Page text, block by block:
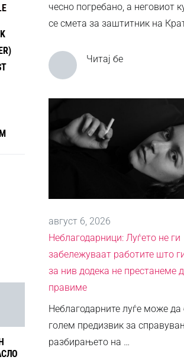
чесно погребано, а неговиот
се смета за заштитник на
Читај бе
август 6, 2026
Неблагодарници: Луѓето не ги
забележуваат работите што
за нив додека не престанеме
правиме
Неблагодарните луѓе може да
голем предизвик за
разбирањето на …